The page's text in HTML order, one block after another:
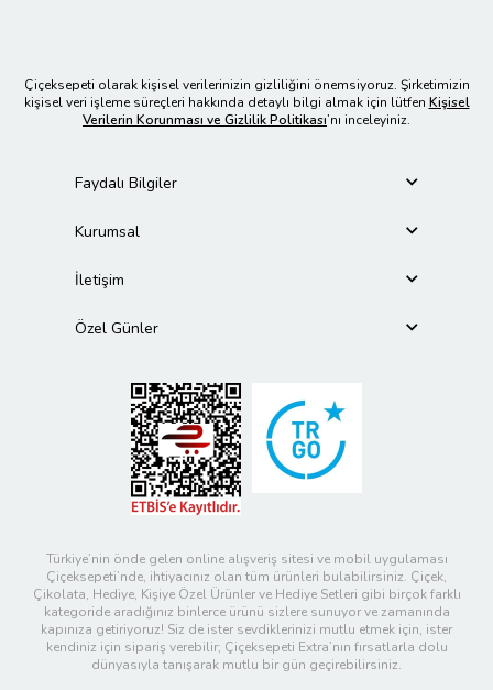
Çiçeksepeti olarak kişisel verilerinizin gizliliğini önemsiyoruz. Şirketimizin
kişisel veri işleme süreçleri hakkında detaylı bilgi almak için lütfen Kişisel
Verilerin Korunması ve Gizlilik Politikası’nı inceleyiniz.
Faydalı Bilgiler
Kurumsal
İletişim
Özel Günler
Türkiye’nin önde gelen online alışveriş sitesi ve mobil uygulaması
Çiçeksepeti’nde, ihtiyacınız olan tüm ürünleri bulabilirsiniz. Çiçek,
Çikolata, Hediye, Kişiye Özel Ürünler ve Hediye Setleri gibi birçok farklı
kategoride aradığınız binlerce ürünü sizlere sunuyor ve zamanında
kapınıza getiriyoruz! Siz de ister sevdiklerinizi mutlu etmek için, ister
kendiniz için sipariş verebilir; Çiçeksepeti Extra’nın fırsatlarla dolu
dünyasıyla tanışarak mutlu bir gün geçirebilirsiniz.